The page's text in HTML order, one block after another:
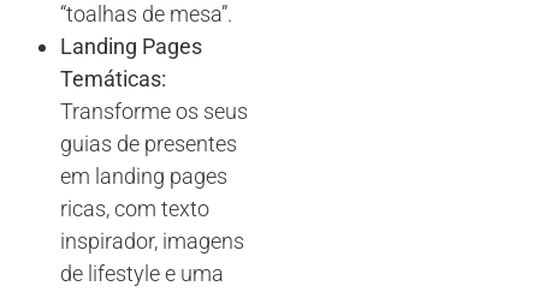
“toalhas de mesa”.
Landing Pages
Temáticas:
Transforme os seus
guias de presentes
em landing pages
ricas, com texto
inspirador, imagens
de lifestyle e uma